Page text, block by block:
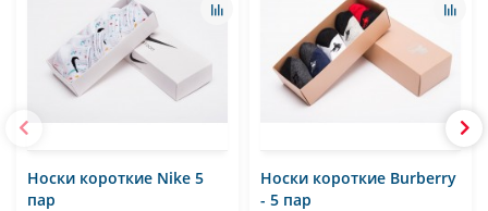
Носки короткие Nike 5
пар
Носки короткие Burberry
- 5 пар